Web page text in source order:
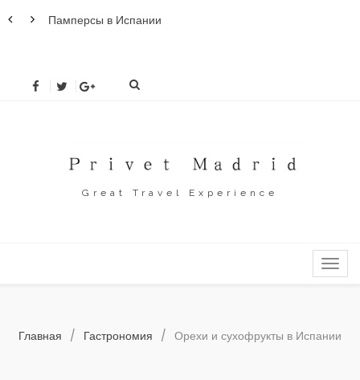
Памперсы в Испании
Great Travel Experience
MENU
Главная / Гастрономия / Орехи и сухофрукты в Испании